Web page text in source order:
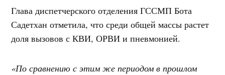
Глава диспетчерского отделения ГССМП Бота
Садетхан отметила, что среди общей массы растет
доля вызовов с КВИ, ОРВИ и пневмонией.
«По сравнению с этим же периодом в прошлом